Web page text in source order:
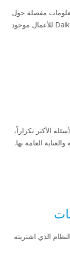
مفصلة حول
منتج ما، أو لديك أسئلة حول نظامك، فإن مدخل Daikin للأعمال موجود
الأكثر تكراراً،
العامة بها.
الذي اشتريته